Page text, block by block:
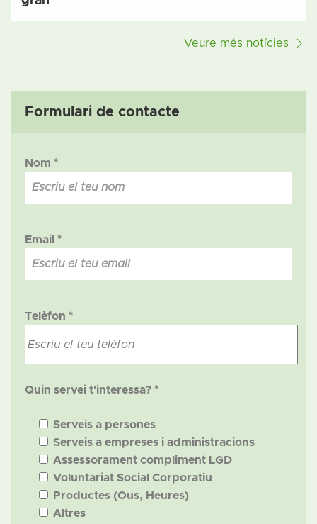
Veure més notícies
Formulari de contacte
Nom *
Email *
Telèfon *
Quin servei t'interessa? *
Serveis a persones
Serveis a empreses i administracions
Assessorament compliment LGD
Voluntariat Social Corporatiu
Productes (Ous, Heures)
Altres